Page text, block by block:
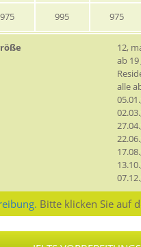
975 995 975
12,
ab 19
alle
Bitte klicken Sie auf